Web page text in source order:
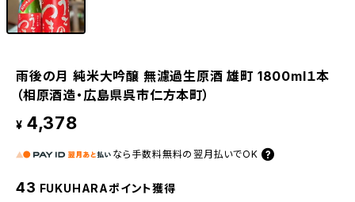
雨後の月 純米大吟醸 無濾過生原酒 雄町 1800ml１本
（相原酒造・広島県呉市仁方本町）
¥ 4,378
なら 手数料無料の 翌月払いでOK
43 FUKUHARAポイント獲得